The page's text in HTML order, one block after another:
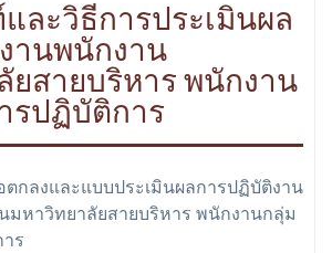
ละวิธีการประเมินผล
านพนักงาน
ยสายบริหาร พนักงาน
รปฏิบัติการ
กลงและแบบประเมินผลการปฏิบัติงาน
มหาวิทยาลัยสายบริหาร พนักงานกลุ่ม
ร